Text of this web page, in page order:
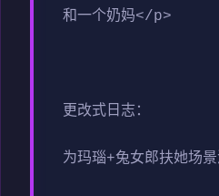
和一个奶妈</p>
更改式日志：
为玛瑙+兔女郎扶她场